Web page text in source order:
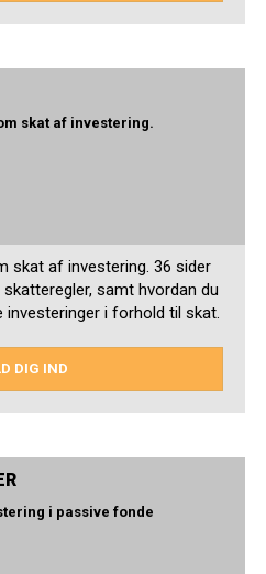
skat af investering.
skat af investering. 36 sider
samt hvordan du
i forhold til skat.
DIG IND
i passive fonde